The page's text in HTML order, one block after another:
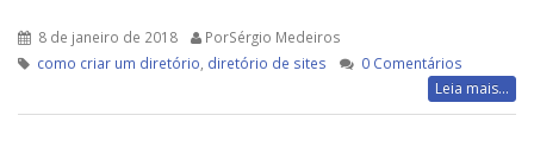
8 de janeiro de 2018
PorSérgio Medeiros
como criar um diretório, diretório de sites 0 Comentários
Leia mais...